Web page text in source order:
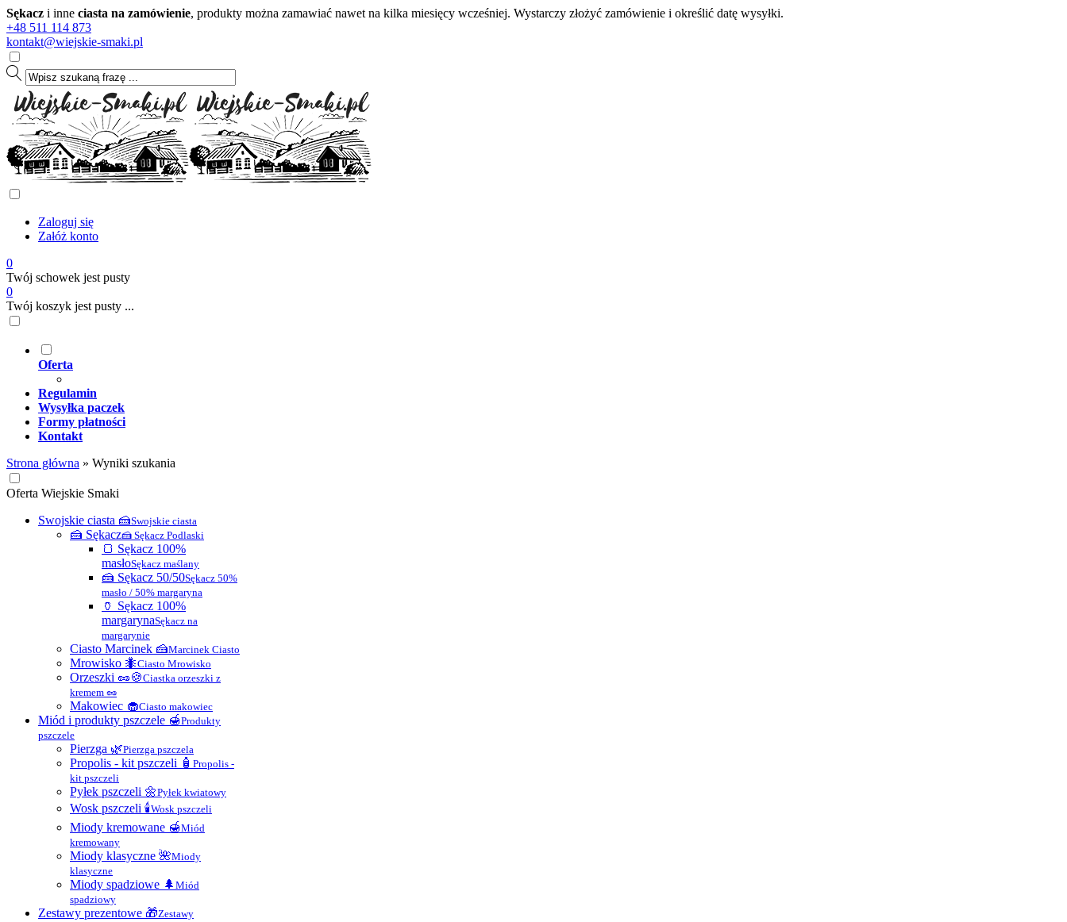
Sękacz i inne ciasta na zamówienie, produkty można zamawiać nawet na kilka miesięcy wcześniej. Wystarczy złożyć zamówienie i określić datę wysyłki.
+48 511 114 873
kontakt@wiejskie-smaki.pl
Zaloguj się
Załóż konto
0
Twój schowek jest pusty
0
Twój koszyk jest pusty ...
Oferta
Regulamin
Wysyłka paczek
Formy płatności
Kontakt
Strona główna » Wyniki szukania
Oferta Wiejskie Smaki
Swojskie ciasta 🍰Swojskie ciasta
🍰 Sękacz🍰 Sękacz Podlaski
🍞 Sękacz 100%
masłoSękacz maślany
🍰 Sękacz 50/50Sękacz 50%
masło / 50% margaryna
🏺 Sękacz 100%
margarynaSękacz na
margarynie
Ciasto Marcinek 🍰Marcinek Ciasto
Mrowisko 🐜Ciasto Mrowisko
Orzeszki 🥜🍪Ciastka orzeszki z
kremem 🥜
Makowiec 🧁Ciasto makowiec
Miód i produkty pszczele 🍯Produkty
pszczele
Pierzga 🌿Pierzga pszczela
Propolis - kit pszczeli 🧴 Propolis -
kit pszczeli
Pyłek pszczeli 🌼Pyłek kwiatowy
Wosk pszczeli 🕯Wosk pszczeli
Miody kremowane 🍯Miód
kremowany
Miody klasyczne 🌺Miody
klasyczne
Miody spadziowe 🌲 Miód
spadziowy
Zestawy prezentowe 🎁Zestawy